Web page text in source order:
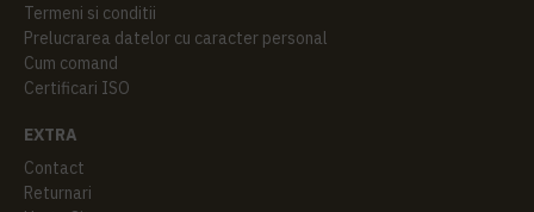
Termeni si conditii
Prelucrarea datelor cu caracter personal
Cum comand
Certificari ISO
EXTRA
Contact
Returnari